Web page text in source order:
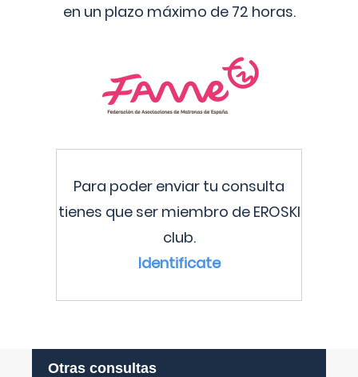
en un plazo máximo de 72 horas.
Para poder enviar tu consulta
tienes que ser miembro de EROSKI
club.
Identificate
Otras consultas